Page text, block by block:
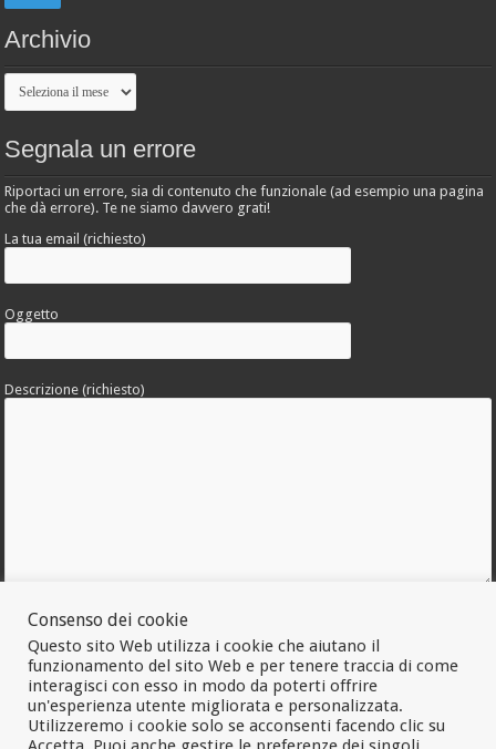
Archivio
Archivio
Segnala un errore
Riportaci un errore, sia di contenuto che funzionale (ad esempio una pagina
che dà errore). Te ne siamo davvero grati!
La tua email (richiesto)
Oggetto
Descrizione (richiesto)
Allega una foto dell'errore
Consenso dei cookie
Questo sito Web utilizza i cookie che aiutano il
funzionamento del sito Web e per tenere traccia di come
interagisci con esso in modo da poterti offrire
un'esperienza utente migliorata e personalizzata.
Utilizzeremo i cookie solo se acconsenti facendo clic su